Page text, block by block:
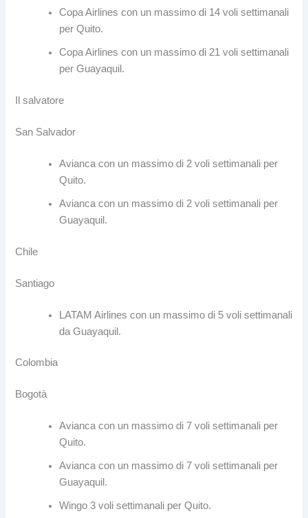
Copa Airlines con un massimo di 14 voli settimanali
per Quito.
Copa Airlines con un massimo di 21 voli settimanali
per Guayaquil.
Il salvatore
San Salvador
Avianca con un massimo di 2 voli settimanali per
Quito.
Avianca con un massimo di 2 voli settimanali per
Guayaquil.
Chile
Santiago
LATAM Airlines con un massimo di 5 voli settimanali
da Guayaquil.
Colombia
Bogotà
Avianca con un massimo di 7 voli settimanali per
Quito.
Avianca con un massimo di 7 voli settimanali per
Guayaquil.
Wingo 3 voli settimanali per Quito.